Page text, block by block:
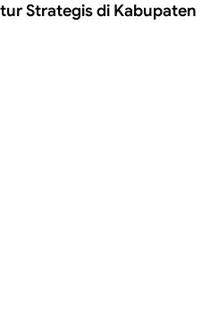
Strategis di Kabupaten